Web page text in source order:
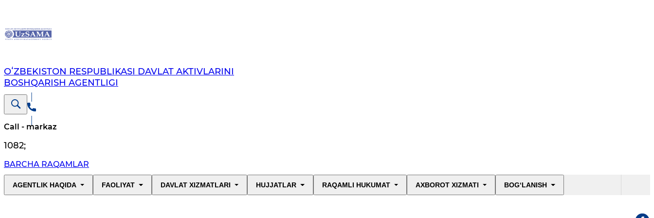
OʻZBEKISTON RESPUBLIKASI DAVLAT AKTIVLARINI
BOSHQARISH AGENTLIGI
Call - markaz
1082;
BARCHA RAQAMLAR
AGENTLIK HAQIDA FAOLIYAT DAVLAT XIZMATLARI HUJJATLAR RAQAMLI HUKUMAT AXBOROT XIZMATI BOG‘LANISH